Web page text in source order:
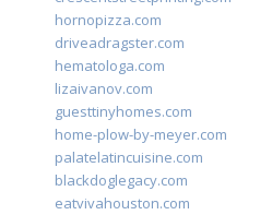
hornopizza.com
driveadragster.com
hematologa.com
lizaivanov.com
guesttinyhomes.com
home-plow-by-meyer.com
palatelatincuisine.com
blackdoglegacy.com
eatvivahouston.com